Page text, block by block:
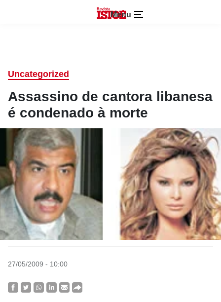
Menu
Uncategorized
Assassino de cantora libanesa
é condenado à morte
27/05/2009 - 10:00